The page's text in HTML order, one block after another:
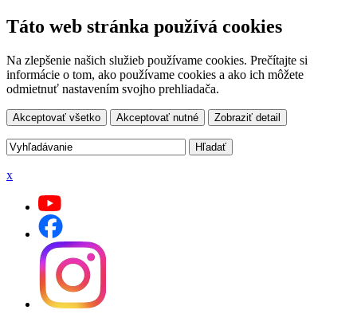
Táto web stránka používá cookies
Na zlepšenie našich služieb používame cookies. Prečítajte si
informácie o tom, ako používame cookies a ako ich môžete
odmietnuť nastavením svojho prehliadača.
Akceptovať všetko Akceptovať nutné Zobraziť detail
x